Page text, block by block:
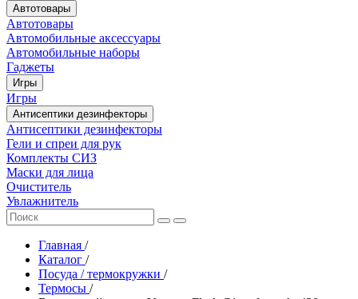
Автотовары
Автотовары
Автомобильные аксессуары
Автомобильные наборы
Гаджеты
Игры
Игры
Антисептики дезинфекторы
Антисептики дезинфекторы
Гели и спреи для рук
Комплекты СИЗ
Маски для лица
Очиститель
Увлажнитель
Главная /
Каталог /
Посуда / термокружки /
Термосы /